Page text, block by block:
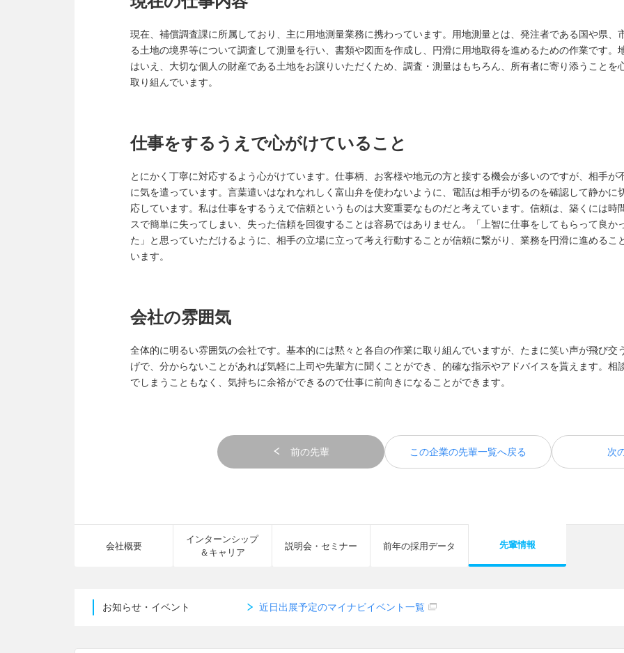
現在、補償調査課に所属しており、主に用地測量業務に携わっています。用地測量とは、発注者である国や県、
る土地の境界等について調査して測量を行い、書類や図面を作成し、円滑に用地取得を進めるための作業です
はいえ、大切な個人の財産である土地をお譲りいただくため、調査・測量はもちろん、所有者に寄り添うこと
取り組んでいます。
仕事をするうえで心がけていること
とにかく丁寧に対応するよう心がけています。仕事柄、お客様や地元の方と接する機会が多いのですが、相手
に気を遣っています。言葉遣いはなれなれしく富山弁を使わないように、電話は相手が切るのを確認して静か
応しています。私は仕事をするうえで信頼というものは大変重要なものだと考えています。信頼は、築くには
スで簡単に失ってしまい、失った信頼を回復することは容易ではありません。「上智に仕事をしてもらって良
た」と思っていただけるように、相手の立場に立って考え行動することが信頼に繋がり、業務を円滑に進める
います。
会社の雰囲気
全体的に明るい雰囲気の会社です。基本的には黙々と各自の作業に取り組んでいますが、たまに笑い声が飛び交
げで、分からないことがあれば気軽に上司や先輩方に聞くことができ、的確な指示やアドバイスを貰えます。
でしまうこともなく、気持ちに余裕ができるので仕事に前向きになることができます。
前の先輩 この企業の先輩一覧へ戻る 次
会社概要
インターンシップ
＆キャリア
説明会・セミナー 前年の採用データ 先輩情報
お知らせ・イベント 近日出展予定のマイナビイベント一覧